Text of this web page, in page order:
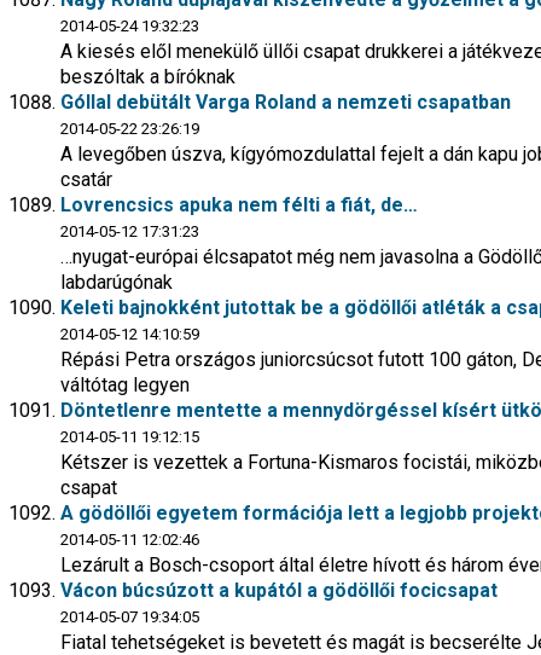
2014-05-24 19:32:23
A kiesés elől menekülő üllői csapat drukkerei a
beszóltak a bíróknak
Góllal debütált Varga Roland a nemzeti csapatban
2014-05-22 23:26:19
A levegőben úszva, kígyómozdulattal fejelt a dán kapu
csatár
Lovrencsics apuka nem félti a fiát, de…
2014-05-12 17:31:23
…nyugat-európai élcsapatot még nem javasolna a
labdarúgónak
Keleti bajnokként jutottak be a gödöllői atléták a
2014-05-12 14:10:59
Répási Petra országos juniorcsúcsot futott 100 gáton,
váltótag legyen
Döntetlenre mentette a mennydörgéssel kísért
2014-05-11 19:12:15
Kétszer is vezettek a Fortuna-Kismaros focistái,
csapat
A gödöllői egyetem formációja lett a legjobb
2014-05-11 12:02:46
Lezárult a Bosch-csoport által életre hívott és három
Vácon búcsúzott a kupától a gödöllői focicsapat
2014-05-07 19:34:05
Fiatal tehetségeket is bevetett és magát is becserélte